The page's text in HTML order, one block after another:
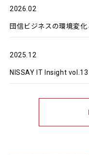
2026.02
団信ビジネスの環境変
2025.12
NISSAY IT Insight vol.13